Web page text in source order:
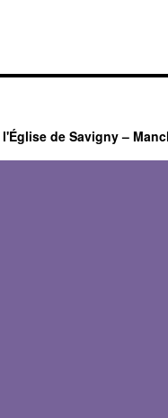
de Savigny –